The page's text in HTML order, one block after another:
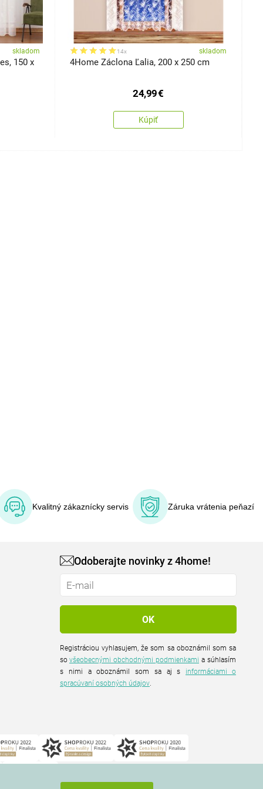
skladom
150 x
14x skladom
4Home Záclona Ľalia, 200 x 250 cm
24,99€
Kúpiť
Kvalitný zákaznícky servis Záruka vrátenia peňazí
Odoberajte novinky z 4home!
Registráciou vyhlasujem, že som sa oboznámil som sa
sovšeobecnými obchodnými podmienkami a súhlasím
s nimi a oboznámil som sa aj s informáciami o
spracúvaní osobných údajov.